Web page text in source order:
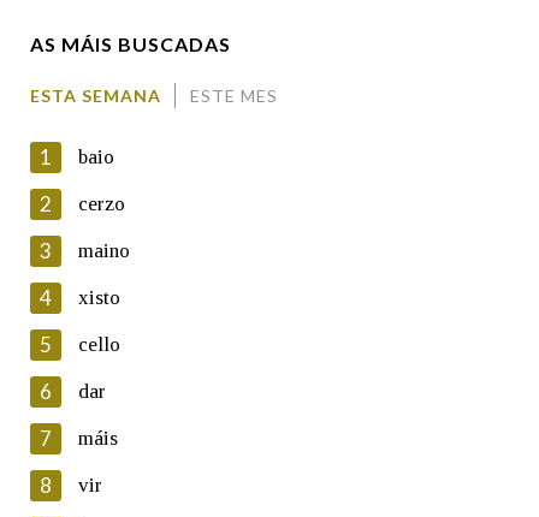
En cumprimento da normativa vixente en materia de
Protección de Datos de Carácter Persoal, a Real Academia
Galega informa a aqueles usuarios que faciliten o seu correo
electrónico, así como calquera outra información de carácter
persoal, que estes datos serán obxecto de tratamento
automatizado de carácter confidencial e incorporados aos seus
ficheiros informáticos. Así mesmo, os usuarios poderán exercer o
seu dereito de acceso, rectificación, oposición e cancelación dos
seus datos poñéndose en contacto connosco.
Lin e acepto as condicións da política de
AS MÁIS BUSCADAS
ESTA SEMANA ESTE MES
1 baio
2 cerzo
3 maino
4 xisto
5 cello
6 dar
7 máis
8 vir